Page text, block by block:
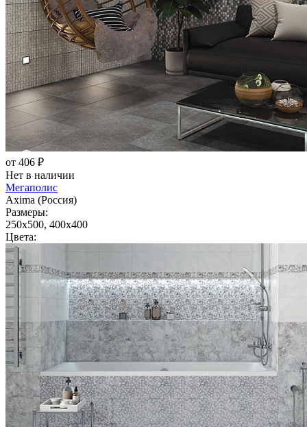
от 406 ₽
Нет в наличии
Мегаполис
Axima (Россия)
Размеры:
250x500, 400x400
Цвета: